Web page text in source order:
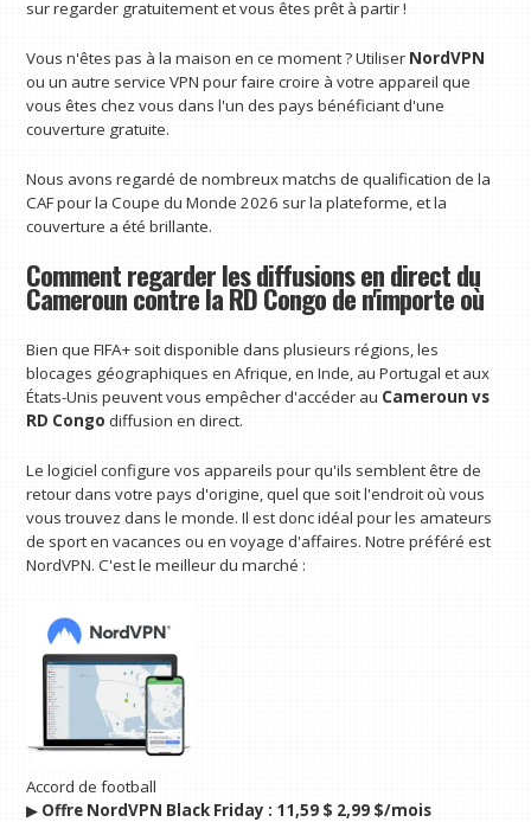
sur regarder gratuitement et vous êtes prêt à partir !
Vous n'êtes pas à la maison en ce moment ? Utiliser NordVPN
ou un autre service VPN pour faire croire à votre appareil que
vous êtes chez vous dans l'un des pays bénéficiant d'une
couverture gratuite.
Nous avons regardé de nombreux matchs de qualification de la
CAF pour la Coupe du Monde 2026 sur la plateforme, et la
couverture a été brillante.
Comment regarder les diffusions en direct du
Cameroun contre la RD Congo de n'importe où
Bien que FIFA+ soit disponible dans plusieurs régions, les
blocages géographiques en Afrique, en Inde, au Portugal et aux
États-Unis peuvent vous empêcher d'accéder au Cameroun vs
RD Congo diffusion en direct.
Le logiciel configure vos appareils pour qu'ils semblent être de
retour dans votre pays d'origine, quel que soit l'endroit où vous
vous trouvez dans le monde. Il est donc idéal pour les amateurs
de sport en vacances ou en voyage d'affaires. Notre préféré est
NordVPN. C'est le meilleur du marché :
Accord de football
▶︎ Offre NordVPN Black Friday : 11,59 $ 2,99 $/mois